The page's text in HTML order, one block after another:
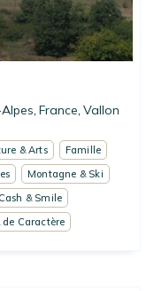
, France, Vallon
& Arts
Famille
Montagne & Ski
Cash & Smile
de Caractère